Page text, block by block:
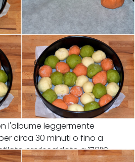
l'albume leggermente
circa 30 minuti o fino a
preriscaldato a 170°C.